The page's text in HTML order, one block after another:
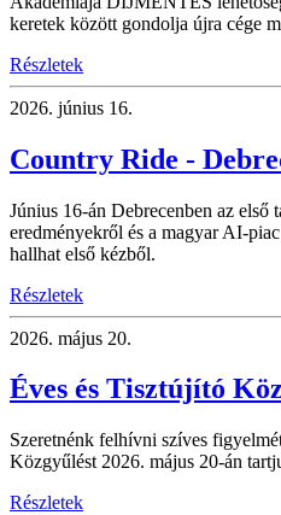
keretek között gondolja újra cége
Részletek
2026. június 16.
Country Ride -
Június 16-án Debrecenben az első
eredményekről és a magyar AI-
hallhat első kézből.
Részletek
2026. május 20.
Éves és Tisztújító
Szeretnénk felhívni szíves
Közgyűlést 2026. május 20-án
Részletek